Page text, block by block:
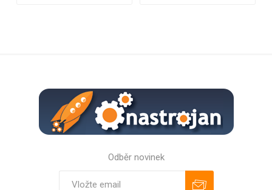
Odběr novinek